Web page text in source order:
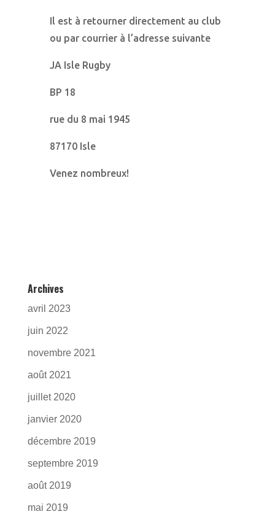
Il est à retourner directement au club
ou par courrier à l’adresse suivante
JA Isle Rugby
BP 18
rue du 8 mai 1945
87170 Isle
Venez nombreux!
Archives
avril 2023
juin 2022
novembre 2021
août 2021
juillet 2020
janvier 2020
décembre 2019
septembre 2019
août 2019
mai 2019